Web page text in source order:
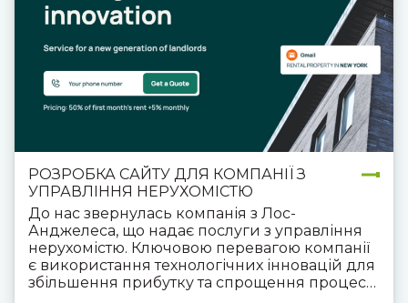
РОЗРОБКА САЙТУ ДЛЯ КОМПАНІЇ З
УПРАВЛІННЯ НЕРУХОМІСТЮ
До нас звернулась компанія з Лос-
Анджелеса, що надає послуги з управління
нерухомістю. Ключовою перевагою компанії
є використання технологічних інновацій для
збільшення прибутку та спрощення процесу